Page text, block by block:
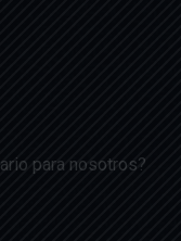
para nosotros?